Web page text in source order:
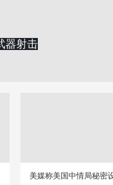
器射击
美媒称美国中情局秘密